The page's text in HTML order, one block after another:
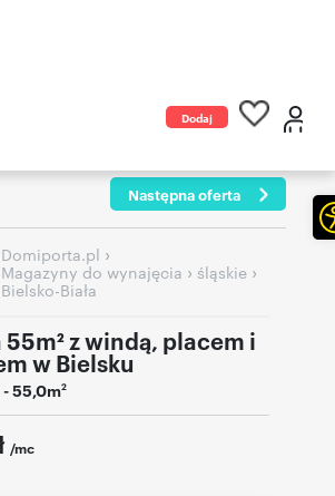
Dodaj
Następna oferta
Domiporta.pl ›
Magazyny do wynajęcia › śląskie ›
Bielsko-Biała
z windą, placem i
w Bielsku
- 55,0m2
/mc